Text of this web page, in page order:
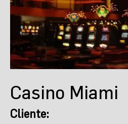
Casino Miami
Cliente: